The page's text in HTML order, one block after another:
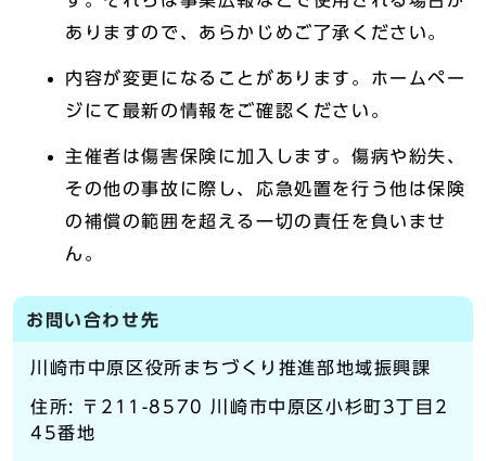
ありますので、あらかじめご了承ください。
内容が変更になることがあります。ホームペー
ジにて最新の情報をご確認ください。
主催者は傷害保険に加入します。傷病や紛失、
その他の事故に際し、応急処置を行う他は保険
の補償の範囲を超える一切の責任を負いませ
ん。
お問い合わせ先
川崎市中原区役所まちづくり推進部地域振興課
住所: 〒211-8570 川崎市中原区小杉町3丁目2
45番地